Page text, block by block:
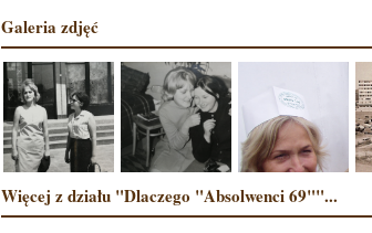
Galeria zdjęć
Więcej z działu "Dlaczego "Absolwenci 69""...